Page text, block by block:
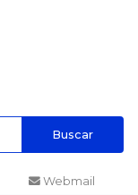
Buscar
Webmail